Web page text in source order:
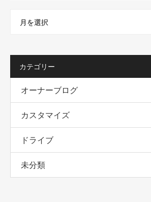
月を選択
カテゴリー
オーナーブログ
カスタマイズ
ドライブ
未分類